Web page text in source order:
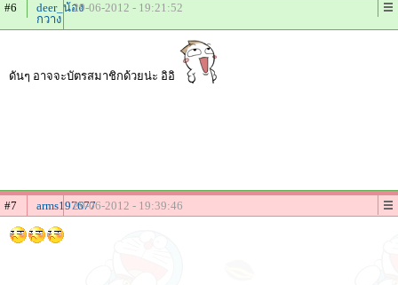
#6
deer_น้อง
กวาง
29-06-2012 - 19:21:52
ดันๆ อาจจะบัตรสมาชิกด้วยน่ะ อิอิ
#7 arms19767729-06-2012 - 19:39:46